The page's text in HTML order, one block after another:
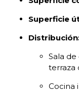
Superficie
Sala de
terraza
Cocina